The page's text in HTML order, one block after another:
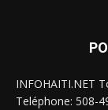
INFOHAITI.NET
Teléphone: 508-